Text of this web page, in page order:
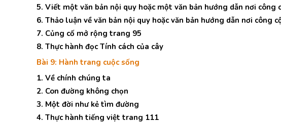
5. Viết một văn bản nội quy hoặc một văn bản hướng dẫn nơi công
6. Thảo luận về văn bản nội quy hoặc văn bản hướng dẫn nơi công
7. Củng cố mở rộng trang 95
8. Thực hành đọc Tính cách của cây
Bài 9: Hành trang cuộc sống
1. Về chính chúng ta
2. Con đường không chọn
3. Một đời như kẻ tìm đường
4. Thực hành tiếng việt trang 111